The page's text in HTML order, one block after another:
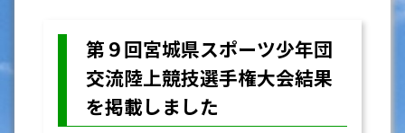
第９回宮城県スポーツ少年団
交流陸上競技選手権大会結果
を掲載しました